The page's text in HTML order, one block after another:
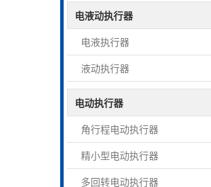
电液动执行器
电液执行器
液动执行器
电动执行器
角行程电动执行器
精小型电动执行器
多回转电动执行器